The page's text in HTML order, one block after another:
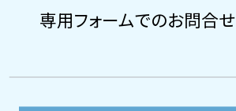
専用フォームでのお問合せ